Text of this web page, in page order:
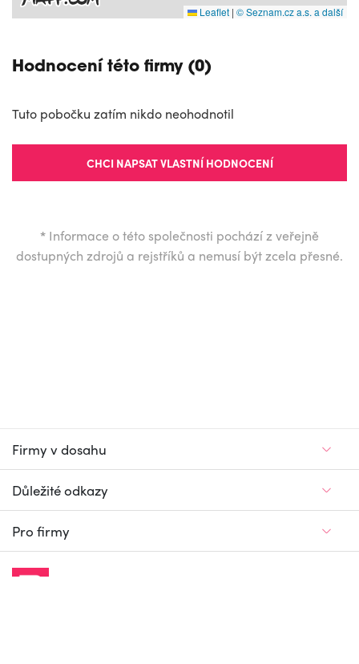
Leaflet | © Seznam.cz a.s. a další
Hodnocení této firmy (0)
Tuto pobočku zatím nikdo neohodnotil
CHCI NAPSAT VLASTNÍ HODNOCENÍ
* Informace o této společnosti pochází z veřejně
dostupných zdrojů a rejstříků a nemusí být zcela přesné.
Firmy v dosahu
Důležité odkazy
Pro firmy